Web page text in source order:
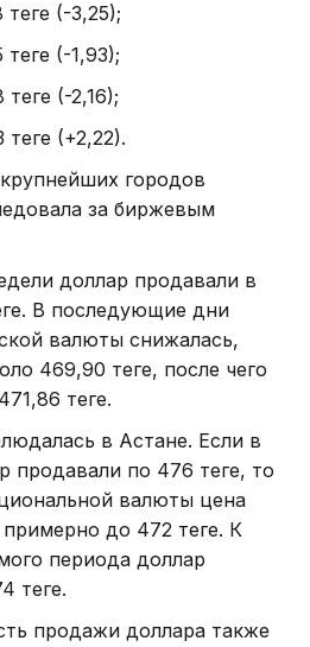
(-3,25);
(-1,93);
(-2,16);
(+2,22).
городов
за биржевым
доллар продавали в
В последующие дни
валюты снижалась,
469,90 теңге, после чего
теңге.
в Астане. Если в
продавали по 476 теңге, то
валюты цена
до 472 теңге. К
периода доллар
продажи доллара также